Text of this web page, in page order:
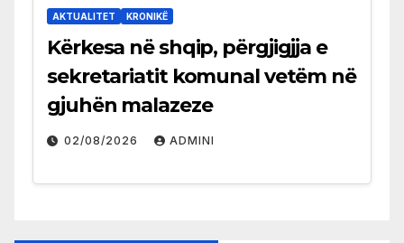
AKTUALITET KRONIKË
Kërkesa në shqip, përgjigjja e
sekretariatit komunal vetëm në
gjuhën malazeze
02/08/2026 ADMINI